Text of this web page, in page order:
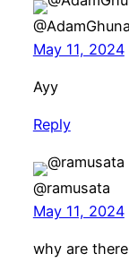
May 11, 2024
Ayy
Reply
@ramusata
May 11, 2024
why are